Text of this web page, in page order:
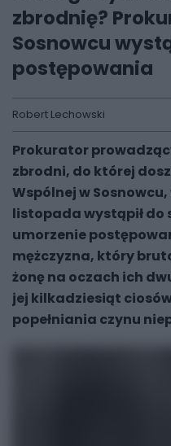
zbrodnię?
Sosnowcu
postępowania
Robert Lechowski
Prokurator
zbrodni, do której
Wspólnej w
listopada wystąpił do
umorzenie
mężczyzna, który
żonę na oczach ich
jej kilkadziesiąt
popełniania czynu